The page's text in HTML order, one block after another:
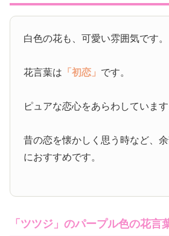
白色の花も、可愛い雰囲気です。
花言葉は 「初恋」 です。
ピュアな恋心をあらわしています
昔の恋を懐かしく思う時など、
におすすめです。
「ツツジ」のパープル色の花言